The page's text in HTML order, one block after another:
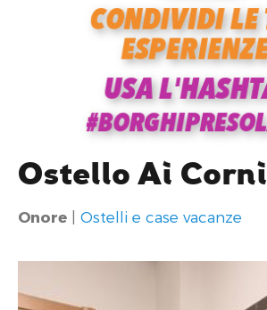
Ostello Ai Corni
Onore | Ostelli e case vacanze